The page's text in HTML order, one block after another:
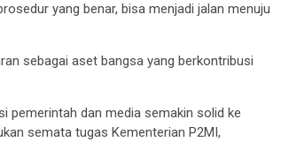
yang benar, bisa menjadi jalan menuju
sebagai aset bangsa yang berkontribusi
pemerintah dan media semakin solid ke
semata tugas Kementerian P2MI,